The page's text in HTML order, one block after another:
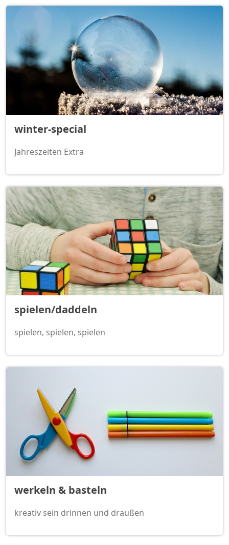
winter-special
Jahreszeiten Extra
spielen/daddeln
spielen, spielen, spielen
werkeln & basteln
kreativ sein drinnen und draußen